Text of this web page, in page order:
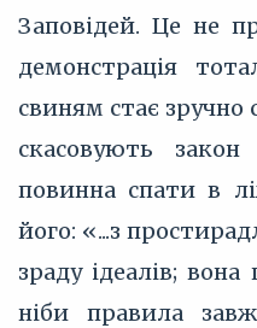
Заповідей. Це не
демонстрація
свиням стає зручно
скасовують
повинна спати в
його: «...з
зраду ідеалів;
ніби правила